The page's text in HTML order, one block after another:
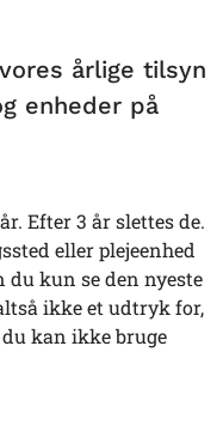
årlige tilsyn
enheder på
Efter 3 år slettes de.
eller plejeenhed
kun se den nyeste
ikke et udtryk for,
kan ikke bruge